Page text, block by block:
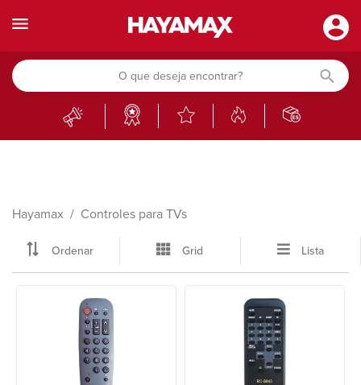
Hayamax Controles para TVs
Ordenar Grid Lista